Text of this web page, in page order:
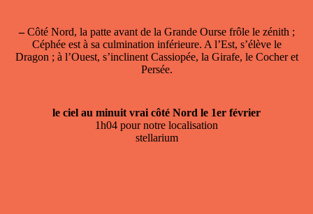
–Côté Nord, la patte avant de la Grande Ourse frôle le zénith ;
Céphée est à sa culmination inférieure. A l’Est, s’élève le
Dragon ; à l’Ouest, s’inclinent Cassiopée, la Girafe, le Cocher et
Persée.
le ciel au minuit vrai côté Nord le 1er février
1h04 pour notre localisation
stellarium